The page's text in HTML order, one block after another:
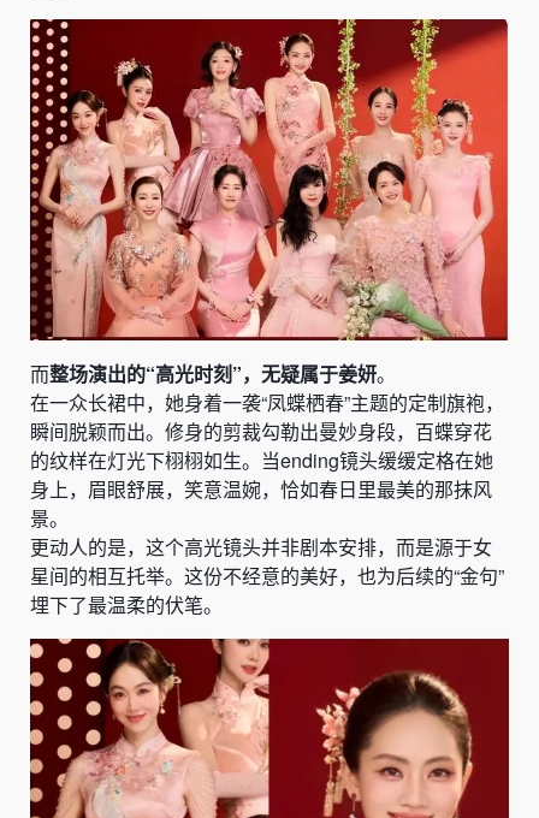
而整场演出的“高光时刻”，无疑属于姜妍。
在一众长裙中，她身着一袭“凤蝶栖春”主题的定制旗袍，
瞬间脱颖而出。修身的剪裁勾勒出曼妙身段，百蝶穿花
的纹样在灯光下栩栩如生。当ending镜头缓缓定格在她
身上，眉眼舒展，笑意温婉，恰如春日里最美的那抹风
景。
更动人的是，这个高光镜头并非剧本安排，而是源于女
星间的相互托举。这份不经意的美好，也为后续的“金句”
埋下了最温柔的伏笔。